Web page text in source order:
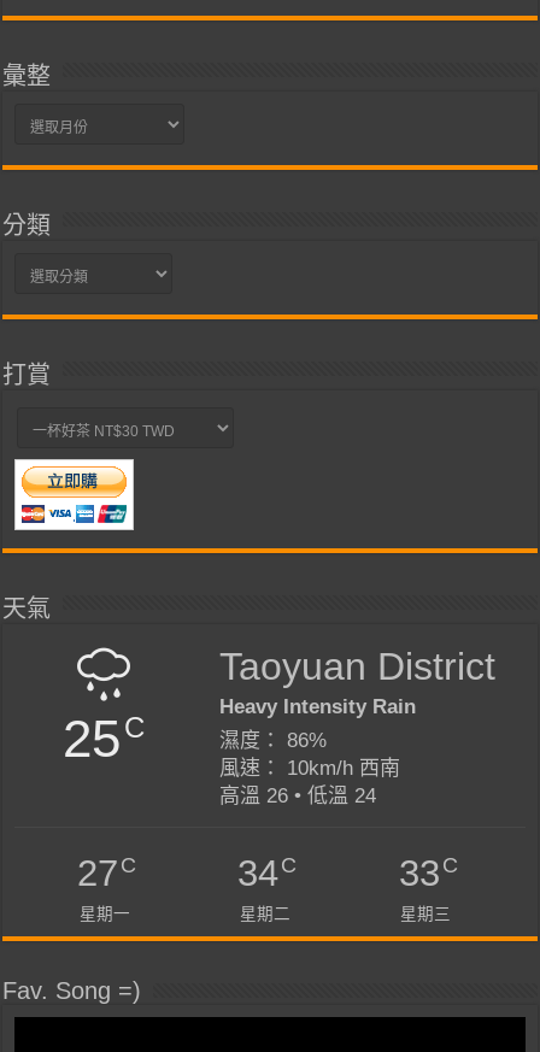
彙整
彙
分類
分
打賞
天氣
25C
Taoyuan District
Heavy Intensity Rain
濕度： 86%
風速： 10km/h 西南
高溫 26 • 低溫 24
27C
星期一
34C
星期二
33C
星期三
Fav. Song =)